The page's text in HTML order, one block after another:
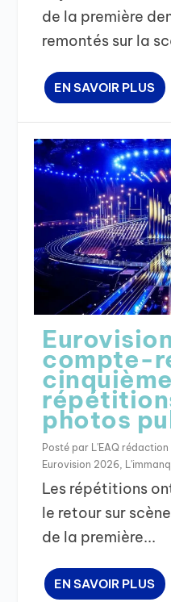
de la première
remontés sur la
EN SAVOIR PLUS
compte-
photos
Posté par L'EAQ rédaction
Eurovision 2026
Les répétitions
le retour sur
de la première...
EN SAVOIR PLUS